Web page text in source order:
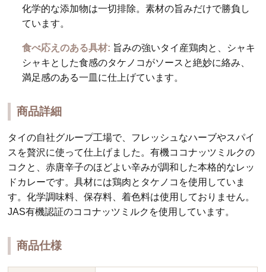
化学的な添加物は一切排除。素材の旨みだけで勝負し
ています。
食べ応えのある具材: 旨みの強いタイ産鶏肉と、シャキ
シャキとした食感のタケノコがソースと絶妙に絡み、
満足感のある一皿に仕上げています。
商品詳細
タイの自社グループ工場で、フレッシュなハーブやスパイ
スを贅沢に使って仕上げました。有機ココナッツミルクの
コクと、赤唐辛子のほどよい辛みが調和した本格的なレッ
ドカレーです。具材には鶏肉とタケノコを使用していま
す。化学調味料、保存料、着色料は使用しておりません。
JAS有機認証のココナッツミルクを使用しています。
商品仕様